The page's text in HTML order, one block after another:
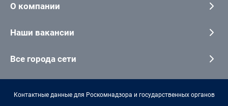
О компании
Наши вакансии
Все города сети
Контактные данные для Роскомнадзора и государственных органов